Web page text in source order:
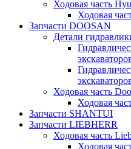
Ходовая часть
Ходовая
Запчасти DOOSAN
Детали
Ходовая часть
Ходовая
Запчасти SHANTUI
Запчасти LIEBHERR
Ходовая часть
Ходовая